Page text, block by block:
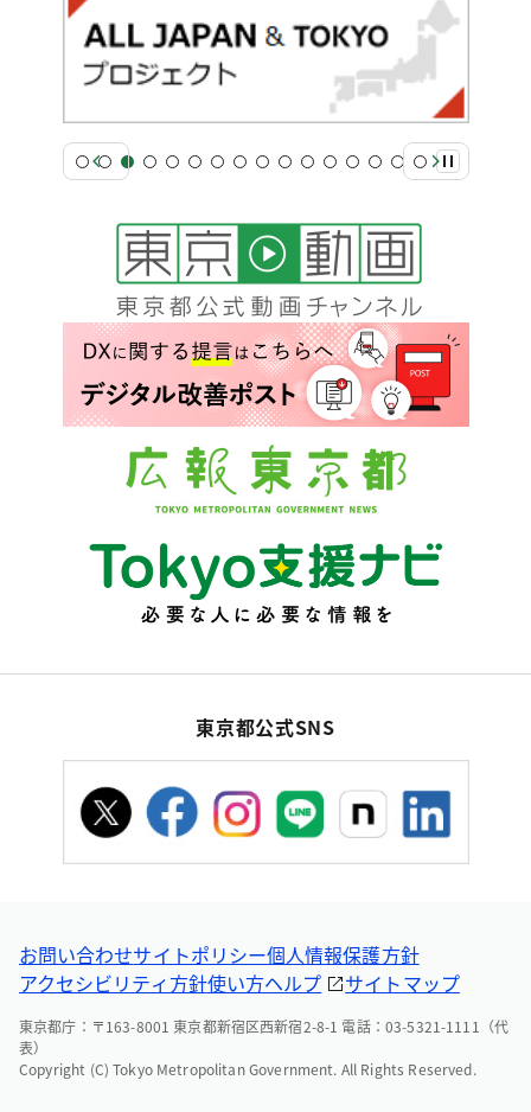
東京都公式SNS
お問い合わせサイトポリシー個人情報保護方針
アクセシビリティ方針使い方ヘルプ サイトマップ
東京都庁：〒163-8001 東京都新宿区西新宿2-8-1 電話：03-5321-1111（代
表）
Copyright (C) Tokyo Metropolitan Government. All Rights Reserved.